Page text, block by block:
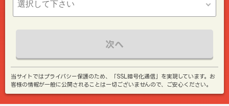
次へ
当サイトではプライバシー保護のため、「SSL暗号化通信」を実現しています。お
客様の情報が一般に公開されることは一切ございませんので、ご安心ください。